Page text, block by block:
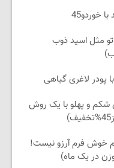
خوردو45
مثل اسید ذوب
پودر لاغری گیاهی
شکم و پهلو با یک روش
خوش فرم آرزو نیست!